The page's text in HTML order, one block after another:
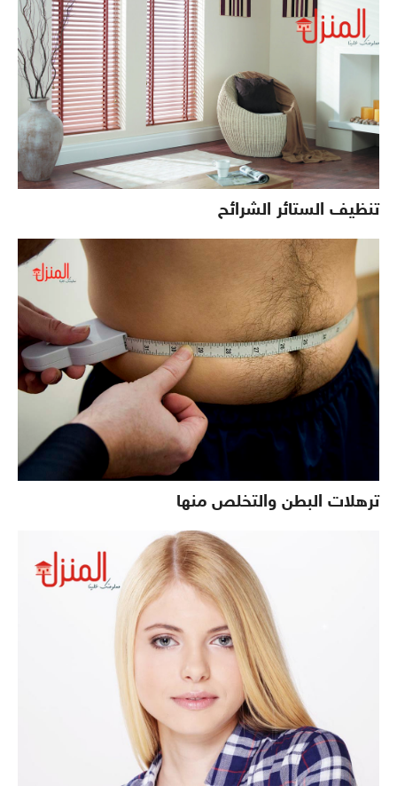
تنظيف الستائر الشرائح
ترهلات البطن والتخلص منها